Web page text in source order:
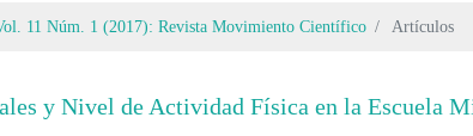
11 Núm. 1 (2017): Revista Movimiento Científico Artículos
y Nivel de Actividad Física en la Escuela